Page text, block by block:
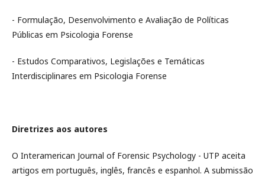
- Formulação, Desenvolvimento e Avaliação de Políticas
Públicas em Psicologia Forense
- Estudos Comparativos, Legislações e Temáticas
Interdisciplinares em Psicologia Forense
Diretrizes aos autores
O Interamerican Journal of Forensic Psychology - UTP aceita
artigos em português, inglês, francês e espanhol. A submissão